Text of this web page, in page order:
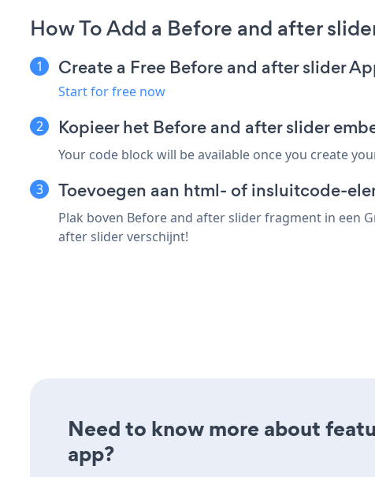
How To Add a Before and after
Create a Free Before and after slider
Start for free now
Kopieer het Before and after slider
Your code block will be available once you create
Toevoegen aan html- of insluitcode-
Plak boven Before and after slider fragment in een
after slider verschijnt!
Need to know more about
app?